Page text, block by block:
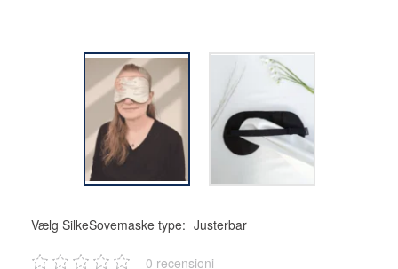
Vælg SilkeSovemaske type: Justerbar
0 recensioni